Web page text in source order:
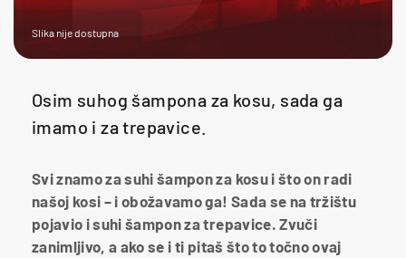
Slika nije dostupna
Osim suhog šampona za kosu, sada ga
imamo i za trepavice.
Svi znamo za suhi šampon za kosu i što on radi
našoj kosi – i obožavamo ga! Sada se na tržištu
pojavio i suhi šampon za trepavice. Zvuči
zanimljivo, a ako se i ti pitaš što to točno ovaj